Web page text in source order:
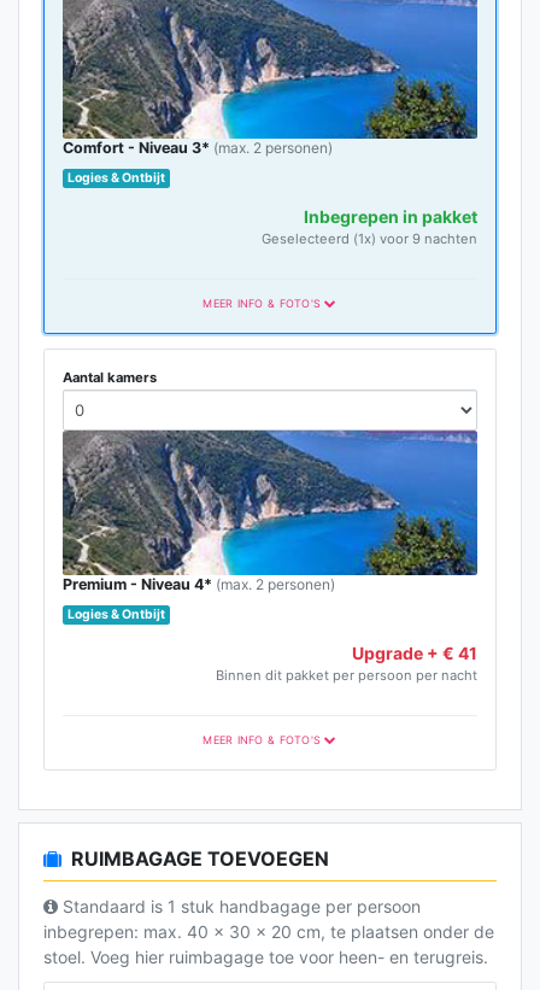
Comfort - Niveau 3* (max. 2 personen)
Logies & Ontbijt
Inbegrepen in pakket
Geselecteerd (1x) voor 9 nachten
MEER INFO & FOTO'S
Comfort Categorie
Aantal kamers
Premium - Niveau 4* (max. 2 personen)
Logies & Ontbijt
Upgrade + € 41
Binnen dit pakket per persoon per nacht
MEER INFO & FOTO'S
Premium Categorie
RUIMBAGAGE TOEVOEGEN
Standaard is 1 stuk handbagage per persoon
inbegrepen: max. 40 x 30 x 20 cm, te plaatsen onder de
stoel. Voeg hier ruimbagage toe voor heen- en terugreis.